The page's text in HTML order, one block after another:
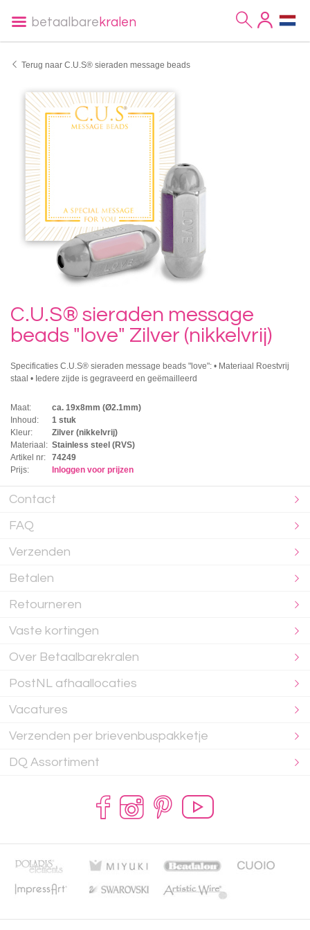
betaalbare kralen
Terug naar C.U.S® sieraden message beads
C.U.S® sieraden message
beads "love" Zilver (nikkelvrij)
Specificaties C.U.S® sieraden message beads "love": • Materiaal Roestvrij
staal • Iedere zijde is gegraveerd en geëmailleerd
Maat:
ca. 19x8mm (Ø2.1mm)
Inhoud:
1 stuk
Kleur:
Zilver (nikkelvrij)
Materiaal: Stainless steel (RVS)
Artikel nr:
74249
Prijs:
Inloggen voor prijzen
Contact
FAQ
Verzenden
Betalen
Retourneren
Vaste kortingen
Over Betaalbarekralen
PostNL afhaallocaties
Vacatures
Verzenden per brievenbuspakketje
DQ Assortiment